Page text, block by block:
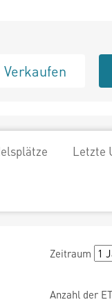
Verkaufen
Letzte
Zeitraum
Anzahl der